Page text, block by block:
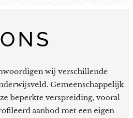
wij verschillende
Gemeenschappelijk
beperkte verspreiding, vooral
aanbod met een eigen